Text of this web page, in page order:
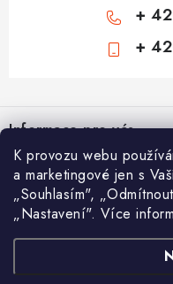
K provozu webu
a marketingové jen s
„Souhlasím",
„Nastavení". Více
+
+
á
pInformace pro vás
Zámečnické služby
Státní instituce
Bezpečnostní třídy -
Nákupní košík
0
AAA